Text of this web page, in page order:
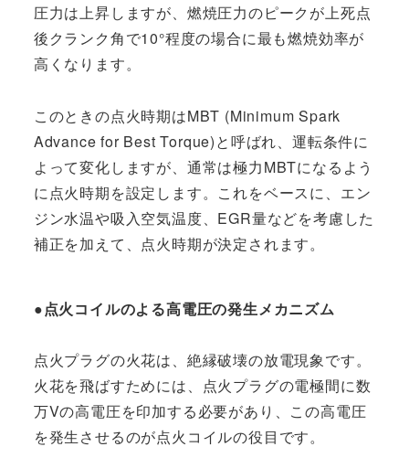
圧力は上昇しますが、燃焼圧力のピークが上死点
後クランク角で10°程度の場合に最も燃焼効率が
高くなります。
このときの点火時期はMBT (Minimum Spark
Advance for Best Torque)と呼ばれ、運転条件に
よって変化しますが、通常は極力MBTになるよう
に点火時期を設定します。これをベースに、エン
ジン水温や吸入空気温度、EGR量などを考慮した
補正を加えて、点火時期が決定されます。
●点火コイルのよる高電圧の発生メカニズム
点火プラグの火花は、絶縁破壊の放電現象です。
火花を飛ばすためには、点火プラグの電極間に数
万Vの高電圧を印加する必要があり、この高電圧
を発生させるのが点火コイルの役目です。